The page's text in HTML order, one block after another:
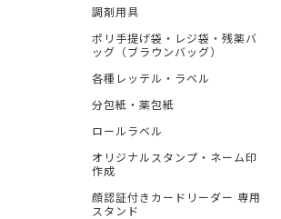
調剤用具
ポリ手提げ袋・レジ袋・残薬バ
ッグ（ブラウンバッグ）
各種レッテル・ラベル
分包紙・薬包紙
ロールラベル
オリジナルスタンプ・ネーム印
作成
顔認証付きカードリーダー 専用
スタンド